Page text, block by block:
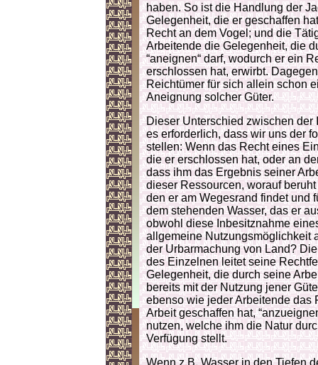
haben. So ist die Handlung der
Gelegenheit, die er geschaffen
Recht an dem Vogel; und die
Arbeitende die Gelegenheit, die
“aneignen“ darf, wodurch er ein
erschlossen hat, erwirbt.
Reichtümer für sich allein schon
Aneignung solcher Güter.
Dieser Unterschied zwischen der
es erforderlich, dass wir uns der
stellen: Wenn das Recht eines
die er erschlossen hat, oder an
dass ihm das Ergebnis seiner
dieser Ressourcen, worauf
den er am Wegesrand findet und
dem stehenden Wasser, das er
obwohl diese Inbesitznahme
allgemeine Nutzungsmöglichkeit
der Urbarmachung von Land?
des Einzelnen leitet seine
Gelegenheit, die durch seine
bereits mit der Nutzung jener
ebenso wie jeder Arbeitende das
Arbeit geschaffen hat,
nutzen, welche ihm die Natur
Verfügung stellt.
Wenn z.B. Wasser in den Tiefen